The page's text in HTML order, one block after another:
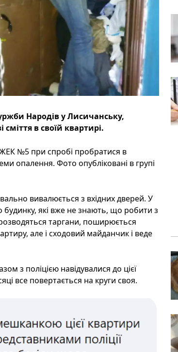
Народів у Лисичанську,
в своїй квартирі.
№5 при спробі пробратися в
опалення. Фото опубліковані в групі
вивалюється з вхідних дверей. У
будинку, які вже не знають, що робити з
таргани, поширюється
але і сходовий майданчик і веде
з поліцією навідувалися до цієї
все повертається на круги своя.